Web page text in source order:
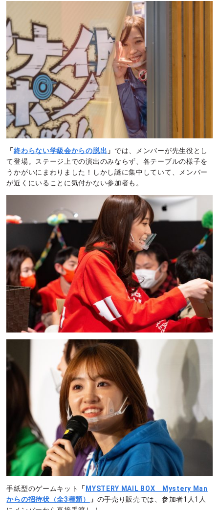
「終わらない学級会からの脱出 」 では、メンバーが先生役とし
て登場。ステージ上での演出のみならず、各テーブルの様子を
うかがいにまわりました！しかし謎に集中していて、メンバー
が近くにいることに気付かない参加者も。
手紙型のゲームキット 「 MYSTERY MAIL BOX Mystery Man
からの招待状（全3種類）
」 の手売り販売では、参加者1人1人